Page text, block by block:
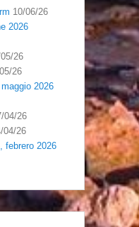
10/06/26
2026
26
26
2026
04/26
04/26
febrero 2026